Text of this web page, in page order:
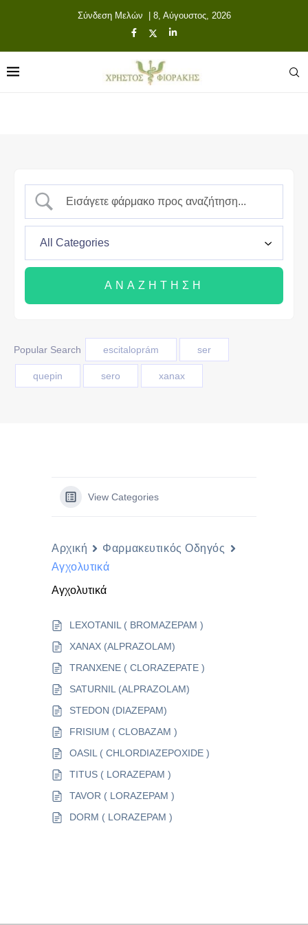
Σύνδεση Μελών | 8, Αύγουστος, 2026
Popular Search escitaloprám ser
quepin sero xanax
View Categories
Αρχική
Φαρμακευτικός Οδηγός
Αγχολυτικά
Αγχολυτικά
LEXOTANIL ( BROMAZEPAM )
XANAX (ALPRAZOLAM)
TRANXENE ( CLORAZEPATE )
SATURNIL (ALPRAZOLAM)
STEDON (DIAZEPAM)
FRISIUM ( CLOBAZAM )
OASIL ( CHLORDIAZEPOXIDE )
TITUS ( LORAZEPAM )
TAVOR ( LORAZEPAM )
DORM ( LORAZEPAM )